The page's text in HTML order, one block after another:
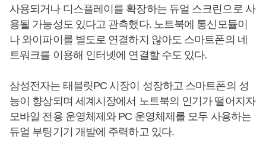
사용되거나 디스플레이를 확장하는 듀얼 스크린으로 사
용될 가능성도 있다고 관측했다. 노트북에 통신모듈이
나 와이파이를 별도로 연결하지 않아도 스마트폰의 네
트워크를 이용해 인터넷에 연결할 수도 있다.
삼성전자는 태블릿PC 시장이 성장하고 스마트폰의 성
능이 향상되며 세계시장에서 노트북의 인기가 떨어지자
모바일 전용 운영체제와 PC 운영체제를 모두 사용하는
듀얼 부팅기기 개발에 주력하고 있다.